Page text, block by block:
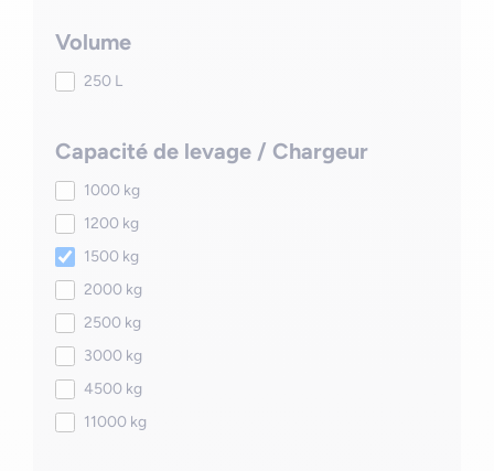
Volume
250 L
Capacité de levage / Chargeur
1000 kg
1200 kg
1500 kg
2000 kg
2500 kg
3000 kg
4500 kg
11000 kg